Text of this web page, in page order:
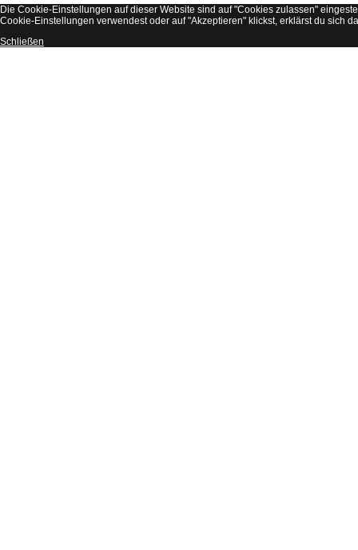
Die Cookie-Einstellungen auf dieser Website sind auf "Cookies zulassen"
Cookie-Einstellungen verwendest oder auf "Akzeptieren" klickst, erklärst du sich
Schließen